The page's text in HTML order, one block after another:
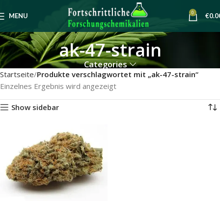
MENU 0 €
ak-47-strain
Categories
Startseite Produkte verschlagwortet mit „ak-47-strain“
Einzelnes Ergebnis wird angezeigt
Show sidebar